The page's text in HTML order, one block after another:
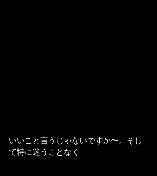
いいこと言うじゃないですか〜。そし
て特に迷うことなく